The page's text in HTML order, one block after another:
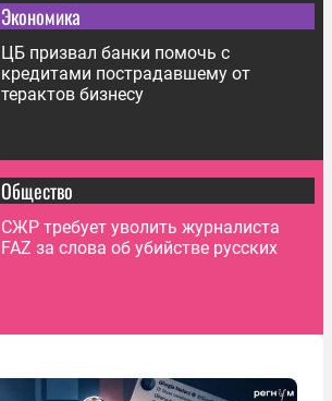
Экономика
ЦБ призвал банки помочь с
кредитами пострадавшему от
терактов бизнесу
Общество
СЖР требует уволить журналиста
FAZ за слова об убийстве русских